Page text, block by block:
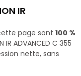
IR
page sont 100 %
ADVANCED C 355
nette, sans